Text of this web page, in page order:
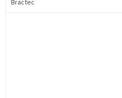
Bractec